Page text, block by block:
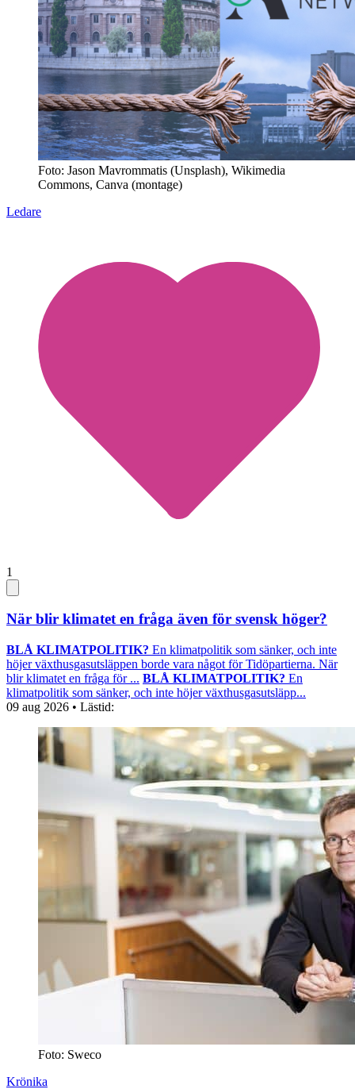
Foto: Jason Mavrommatis (Unsplash), Wikimedia
Commons, Canva (montage)
Ledare
1
När blir klimatet en fråga även för svensk höger?
BLÅ KLIMATPOLITIK? En klimatpolitik som sänker, och inte
höjer växthusgasutsläppen borde vara något för Tidöpartierna. När
blir klimatet en fråga för ... BLÅ KLIMATPOLITIK? En
klimatpolitik som sänker, och inte höjer växthusgasutsläpp...
09 aug 2026 • Lästid:
Foto: Sweco
Krönika